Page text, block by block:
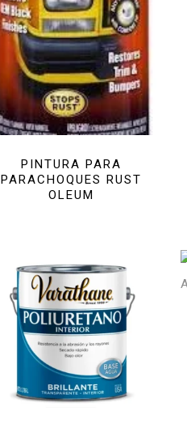
PINTURA PARA
PARACHOQUES RUST
OLEUM